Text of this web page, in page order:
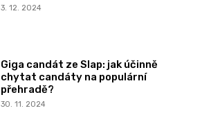
3. 12. 2024
Giga candát ze Slap: jak účinně
chytat candáty na populární
přehradě?
30. 11. 2024